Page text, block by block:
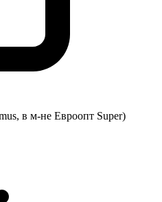
в м-не Евроопт Super)